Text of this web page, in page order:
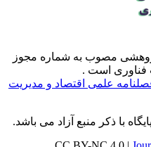
مصوب به شماره مجوز
علمی اقتصاد و مدیریت
با ذکر منبع آزاد می باشد.